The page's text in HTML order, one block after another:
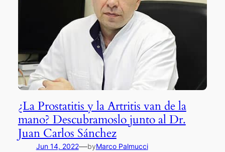
¿La Prostatitis y la Artritis van de la
mano? Descubramoslo junto al Dr.
Juan Carlos Sánchez
Jun 14, 2022—byMarco Palmucci